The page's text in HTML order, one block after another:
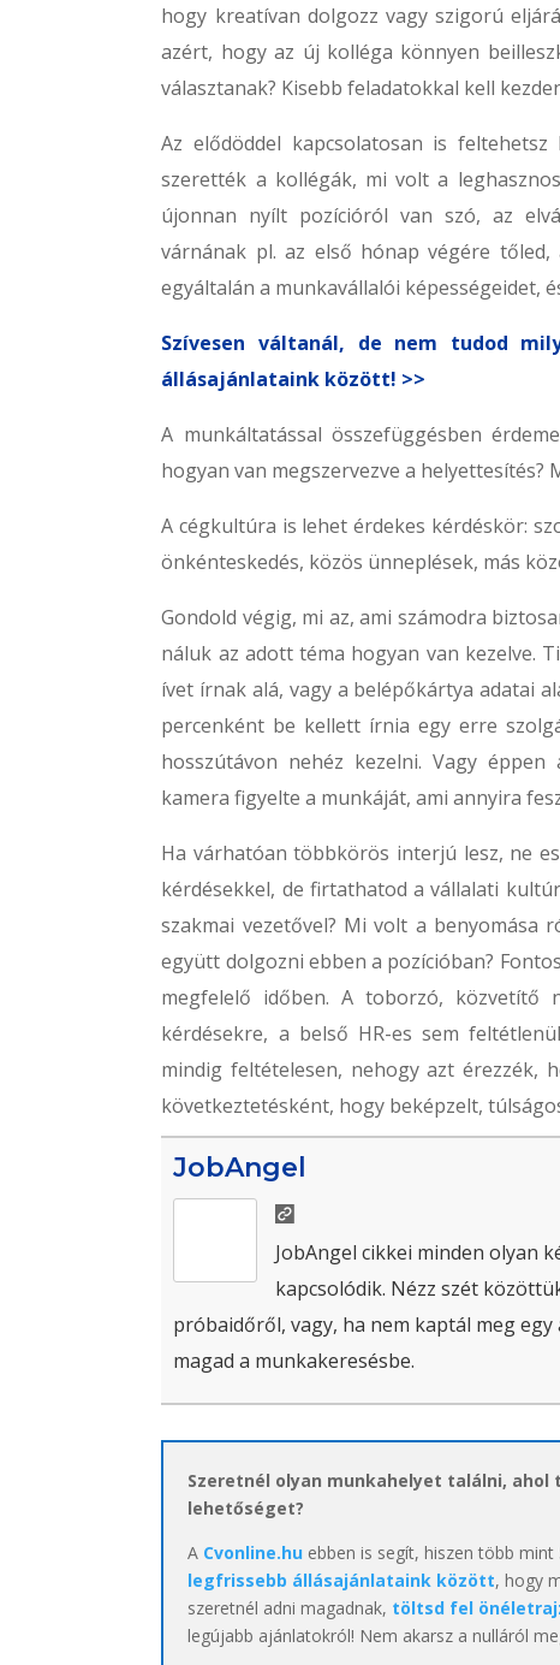
hogy kreatívan dolgozz vagy szigorú
azért, hogy az új kolléga könnyen
választanak? Kisebb feladatokkal kell
Az elődöddel kapcsolatosan is
szerették a kollégák, mi volt a
újonnan nyílt pozícióról van szó, az
várnának pl. az első hónap végére
egyáltalán a munkavállalói képességeidet,
Szívesen váltanál, de nem tudod
állásajánlataink között! >>
A munkáltatással összefüggésben
hogyan van megszervezve a
A cégkultúra is lehet érdekes kérdéskör:
önkénteskedés, közös ünneplések, más
Gondold végig, mi az, ami számodra
náluk az adott téma hogyan van kezelve.
ívet írnak alá, vagy a belépőkártya adatai
percenként be kellett írnia egy erre
hosszútávon nehéz kezelni. Vagy
kamera figyelte a munkáját, ami annyira
Ha várhatóan többkörös interjú lesz, ne
kérdésekkel, de firtathatod a vállalati
szakmai vezetővel? Mi volt a benyomása
együtt dolgozni ebben a pozícióban?
megfelelő időben. A toborzó, közvetítő
kérdésekre, a belső HR-es sem
mindig feltételesen, nehogy azt érezzék,
következtetésként, hogy beképzelt,
JobAngel
JobAngel cikkei minden olyan
kapcsolódik. Nézz szét
próbaidőről, vagy, ha nem kaptál meg
magad a munkakeresésbe.
Szeretnél olyan munkahelyet találni,
lehetőséget?
A Cvonline.hu ebben is segít, hiszen több
legfrissebb állásajánlataink között, hogy
szeretnél adni magadnak, töltsd fel
legújabb ajánlatokról! Nem akarsz a nulláról